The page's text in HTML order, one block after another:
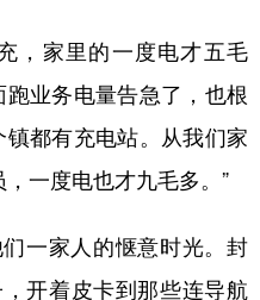
家里的一度电才五毛
业务电量告急了，也根
都有充电站。从我们家
一度电也才九毛多。”
一家人的惬意时光。封
开着皮卡到那些连导航